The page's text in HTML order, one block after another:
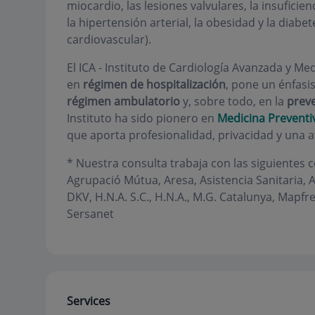
miocardio, las lesiones valvulares, la
la hipertensión arterial, la obesidad y la
cardiovascular).
El ICA - Instituto de Cardiología Avanzada y
en régimen de hospitalización, pone un
régimen ambulatorioy, sobre todo, en la
Instituto ha sido pionero en Medicina
que aporta profesionalidad, privacidad y una
* Nuestra consulta trabaja con las siguientes
Agrupació Mútua, Aresa, Asistencia Sanitaria,
DKV, H.N.A. S.C., H.N.A., M.G. Catalunya,
Sersanet
Services